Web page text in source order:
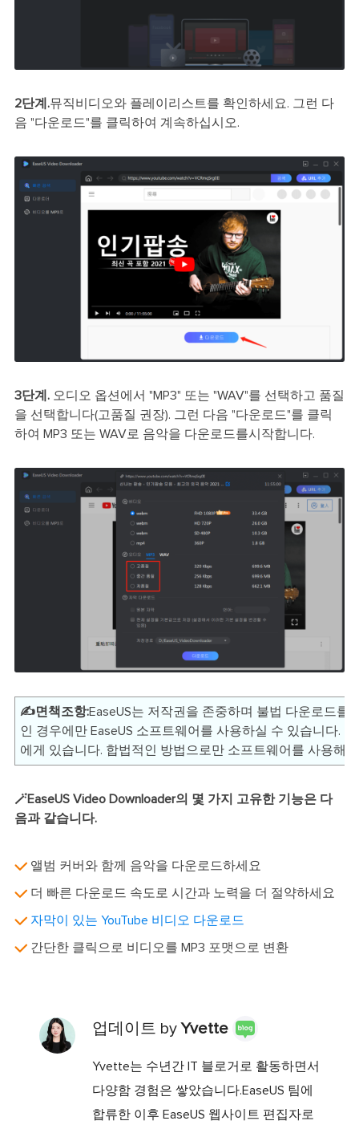
2단계.뮤직비디오와 플레이리스트를 확인하세요. 그런 다
음 "다운로드"를 클릭하여 계속하십시오.
3단계.오디오 옵션에서 "MP3" 또는 "WAV"를 선택하고 품질
을 선택합니다(고품질 권장). 그런 다음 "다운로드"를 클릭
하여 MP3 또는 WAV로 음악을 다운로드를시작합니다.
✍️면책조항:EaseUS는 저작권을 존중하며 불법 다운로드를
인 경우에만 EaseUS 소프트웨어를 사용하실 수 있습니다.
에게 있습니다. 합법적인 방법으로만 소프트웨어를 사용해
🪄EaseUS Video Downloader의 몇 가지 고유한 기능은 다
음과 같습니다.
앨범 커버와 함께 음악을 다운로드하세요
더 빠른 다운로드 속도로 시간과 노력을 더 절약하세요
자막이 있는 YouTube 비디오 다운로드
간단한 클릭으로 비디오를 MP3 포맷으로 변환
업데이트 by Yvette
Yvette는 수년간 IT 블로거로 활동하면서
다양함 경험은 쌓았습니다.EaseUS 팀에
합류한 이후 EaseUS 웹사이트 편집자로